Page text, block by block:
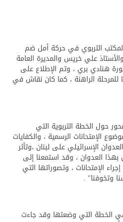
التربوي في حركة أمل ضم
علي خريس والمديرة العامة
هنادي بري ، وتم الإطلاع على
الراهنة ، كما كان نقاش في
حول الخطة التربوية التي
الإمتحانات الرسمية ، والكفايات
الإسرائيلي على لبنان ،وتأثر
العدوان ، وقد استمعنا إلى
الإمتحانات ، وتصوراتها التي
وتخوفنا" .
التي وضعتها وقد جاءت